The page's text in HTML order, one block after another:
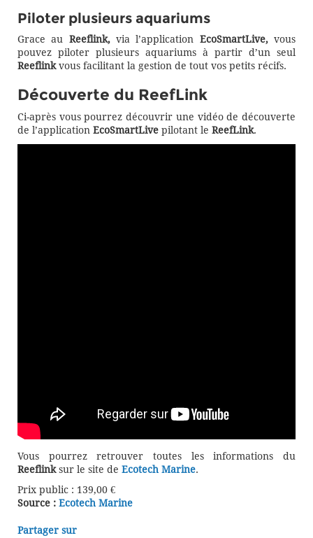
Piloter plusieurs aquariums
Grace au Reeflink,via l’application EcoSmartLive,vous
pouvez piloter plusieurs aquariums à partir d’un seul
Reeflinkvous facilitant la gestion de tout vos petits récifs.
Découverte du ReefLink
Ci-après vous pourrez découvrir une vidéo de découverte
de l’application EcoSmartLive pilotant le ReefLink.
Vous pourrez retrouver toutes les informations du
Reeflinksur le site de Ecotech Marine.
Prix public : 139,00 €
Source : Ecotech Marine
Partager sur